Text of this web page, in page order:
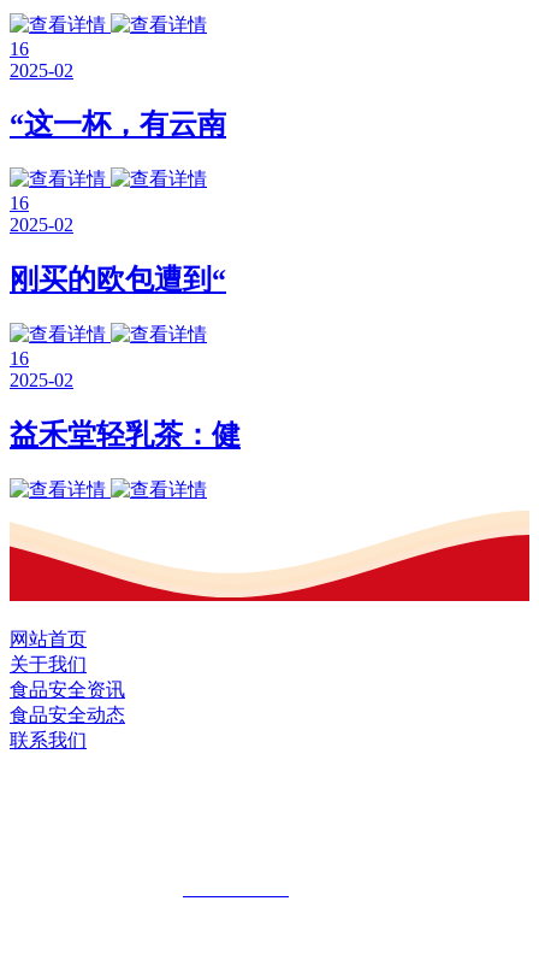
16
2025-02
“这一杯，有云南
16
2025-02
刚买的欧包遭到“
16
2025-02
益禾堂轻乳茶：健
网站首页
关于我们
食品安全资讯
食品安全动态
联系我们